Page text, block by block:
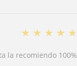
★ ★ ★ ★ ★
la recomiendo 100%